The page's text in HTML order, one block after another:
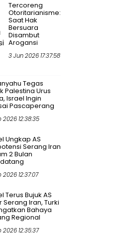
Tercoreng
Otoritarianisme:
Saat Hak
Bersuara
Disambut
Arogansi
3 Jun 2026 17:37:58
Tegas
Palestina Urus
Israel Ingin
Pascaperang
2026 12:38:35
Ungkap AS
Serang Iran
2 Bulan
2026 12:37:07
Terus Bujuk AS
Serang Iran, Turki
Bahaya
Regional
2026 12:35:37